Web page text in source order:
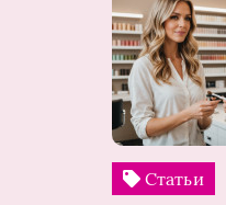
Статьи